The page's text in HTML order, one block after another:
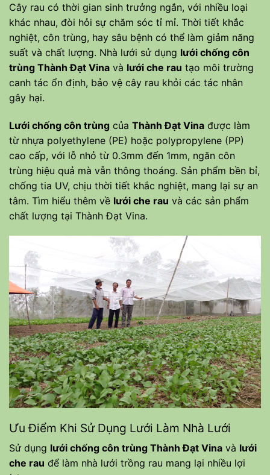
Cây rau có thời gian sinh trưởng ngắn, với nhiều loại
khác nhau, đòi hỏi sự chăm sóc tỉ mỉ. Thời tiết khắc
nghiệt, côn trùng, hay sâu bệnh có thể làm giảm năng
suất và chất lượng. Nhà lưới sử dụng lưới chống côn
trùng Thành Đạt Vina và lưới che rau tạo môi trường
canh tác ổn định, bảo vệ cây rau khỏi các tác nhân
gây hại.
Lưới chống côn trùng của Thành Đạt Vina được làm
từ nhựa polyethylene (PE) hoặc polypropylene (PP)
cao cấp, với lỗ nhỏ từ 0.3mm đến 1mm, ngăn côn
trùng hiệu quả mà vẫn thông thoáng. Sản phẩm bền bỉ,
chống tia UV, chịu thời tiết khắc nghiệt, mang lại sự an
tâm. Tìm hiểu thêm về lưới che rau và các sản phẩm
chất lượng tại Thành Đạt Vina.
Ưu Điểm Khi Sử Dụng Lưới Làm Nhà Lưới
Sử dụng lưới chống côn trùng Thành Đạt Vina và lưới
che rau để làm nhà lưới trồng rau mang lại nhiều lợi